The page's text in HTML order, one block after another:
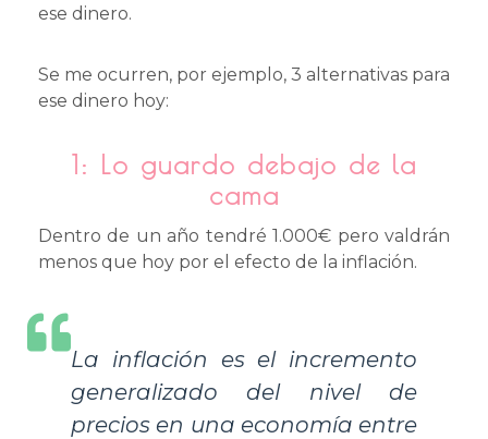
ese dinero.
Se me ocurren, por ejemplo, 3 alternativas para
ese dinero hoy:
1: Lo guardo debajo de la
cama
Dentro de un año tendré 1.000€ pero valdrán
menos que hoy por el efecto de la inflación.
La inflación es el incremento
generalizado del nivel de
precios en una economía entre